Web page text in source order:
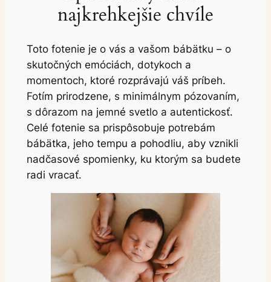
najkrehkejšie chvíle
Toto fotenie je o vás a vašom bábätku – o
skutočných emóciách, dotykoch a
momentoch, ktoré rozprávajú váš príbeh.
Fotím prirodzene, s minimálnym pózovaním,
s dôrazom na jemné svetlo a autentickosť.
Celé fotenie sa prispôsobuje potrebám
bábätka, jeho tempu a pohodliu, aby vznikli
nadčasové spomienky, ku ktorým sa budete
radi vracať.